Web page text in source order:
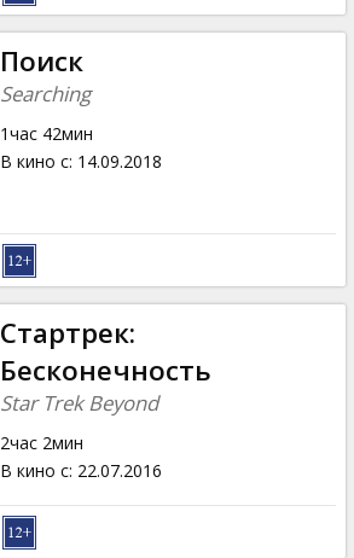
Поиск
Searching
1час 42мин
В кино с: 14.09.2018
Стартрек:
Бесконечность
Star Trek Beyond
2час 2мин
В кино с: 22.07.2016